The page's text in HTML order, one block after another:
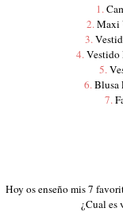
1.
2.Maxi
3.
4.Vestido
5.
6.Blusa
7.
Hoy os enseño mis 7
¿Cual es